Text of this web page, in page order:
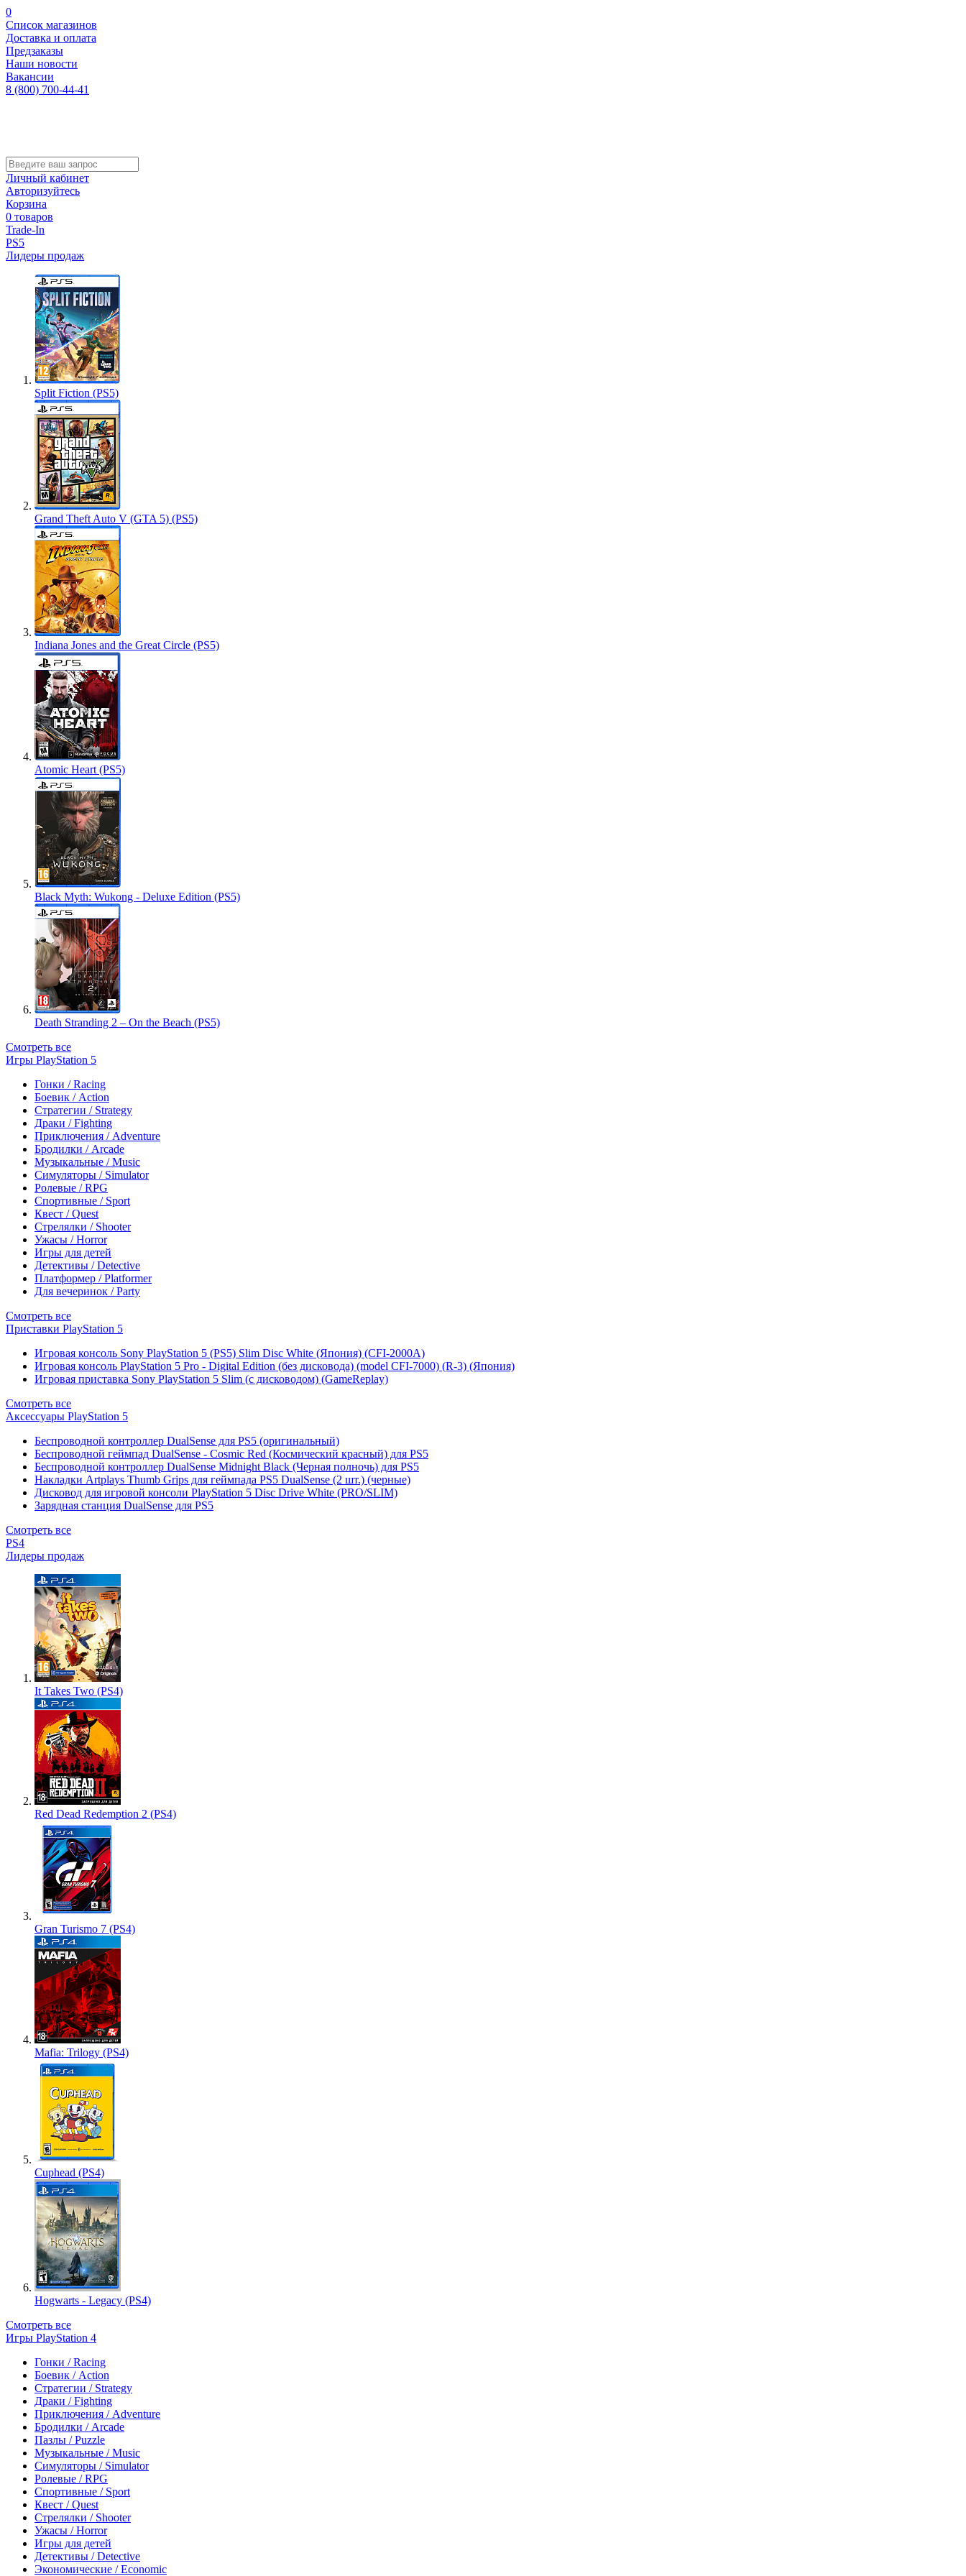
0
Список магазинов
Доставка и оплата
Предзаказы
Наши новости
Вакансии
8 (800) 700-44-41
Личный кабинет
Авторизуйтесь
Корзина
0 товаров
Trade-In
PS5
Лидеры продаж
Split Fiction (PS5)
Grand Theft Auto V (GTA 5) (PS5)
Indiana Jones and the Great Circle (PS5)
Atomic Heart (PS5)
Black Myth: Wukong - Deluxe Edition (PS5)
Death Stranding 2 – On the Beach (PS5)
Смотреть все
Игры PlayStation 5
Гонки / Racing
Боевик / Action
Стратегии / Strategy
Драки / Fighting
Приключения / Adventure
Бродилки / Arcade
Музыкальные / Music
Симуляторы / Simulator
Ролевые / RPG
Спортивные / Sport
Квест / Quest
Стрелялки / Shooter
Ужасы / Horror
Игры для детей
Детективы / Detective
Платформер / Platformer
Для вечеринок / Party
Смотреть все
Приставки PlayStation 5
Игровая консоль Sony PlayStation 5 (PS5) Slim Disc White (Япония) (CFI-2000A)
Игровая консоль PlayStation 5 Pro - Digital Edition (без дисковода) (model CFI-7000) (R-3) (Япония)
Игровая приставка Sony PlayStation 5 Slim (с дисководом) (GameReplay)
Смотреть все
Аксессуары PlayStation 5
Беспроводной контроллер DualSense для PS5 (оригинальный)
Беспроводной геймпад DualSense - Cosmic Red (Космический красный) для PS5
Беспроводной контроллер DualSense Midnight Black (Черная полночь) для PS5
Накладки Artplays Thumb Grips для геймпада PS5 DualSense (2 шт.) (черные)
Дисковод для игровой консоли PlayStation 5 Disc Drive White (PRO/SLIM)
Зарядная станция DualSense для PS5
Смотреть все
PS4
Лидеры продаж
It Takes Two (PS4)
Red Dead Redemption 2 (PS4)
Gran Turismo 7 (PS4)
Mafia: Trilogy (PS4)
Cuphead (PS4)
Hogwarts - Legacy (PS4)
Смотреть все
Игры PlayStation 4
Гонки / Racing
Боевик / Action
Стратегии / Strategy
Драки / Fighting
Приключения / Adventure
Бродилки / Arcade
Пазлы / Puzzle
Музыкальные / Music
Симуляторы / Simulator
Ролевые / RPG
Спортивные / Sport
Квест / Quest
Стрелялки / Shooter
Ужасы / Horror
Игры для детей
Детективы / Detective
Экономические / Economic